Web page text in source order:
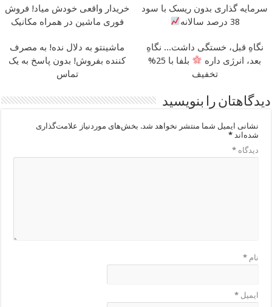
سرمایه گذاری بدون ریسک با سود
38 درصد سالانه
خریدار واقعی خودش میاد! فروش
فوری ماشین در همراه مکانیک
نگاهِ قبل، خستگی داشت... نگاهِ
بعد، انرژی داره
بلفا با 25%
تخفیف
ماشینتو به دلال نده! به مصرف
کننده بفروش! بدون پاسخ به یک
تماس
دیدگاهتان را بنویسید
نشانی ایمیل شما منتشر نخواهد شد. بخش‌های موردنیاز علامت‌گذاری
شده‌اند*
دیدگاه*
نام*
ایمیل*